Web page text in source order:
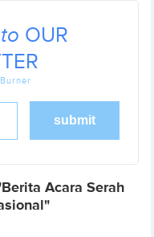
to OUR
Acara Serah